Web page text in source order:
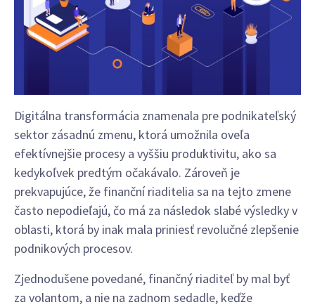
Digitálna transformácia znamenala pre podnikateľský
sektor zásadnú zmenu, ktorá umožnila oveľa
efektívnejšie procesy a vyššiu produktivitu, ako sa
kedykoľvek predtým očakávalo. Zároveň je
prekvapujúce, že finanční riaditelia sa na tejto zmene
často nepodieľajú, čo má za následok slabé výsledky v
oblasti, ktorá by inak mala priniesť revolučné zlepšenie
podnikových procesov.
Zjednodušene povedané, finančný riaditeľ by mal byť
za volantom, a nie na zadnom sedadle, keďže